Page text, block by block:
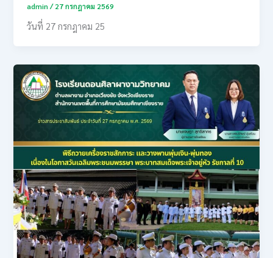
admin/27 กรกฎาคม 2569
วันที่ 27 กรกฎาคม 25